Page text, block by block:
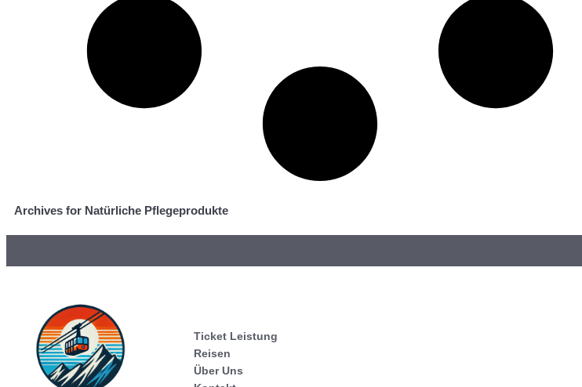
Archives for Natürliche Pflegeprodukte
Ticket Leistung
Reisen
Über Uns